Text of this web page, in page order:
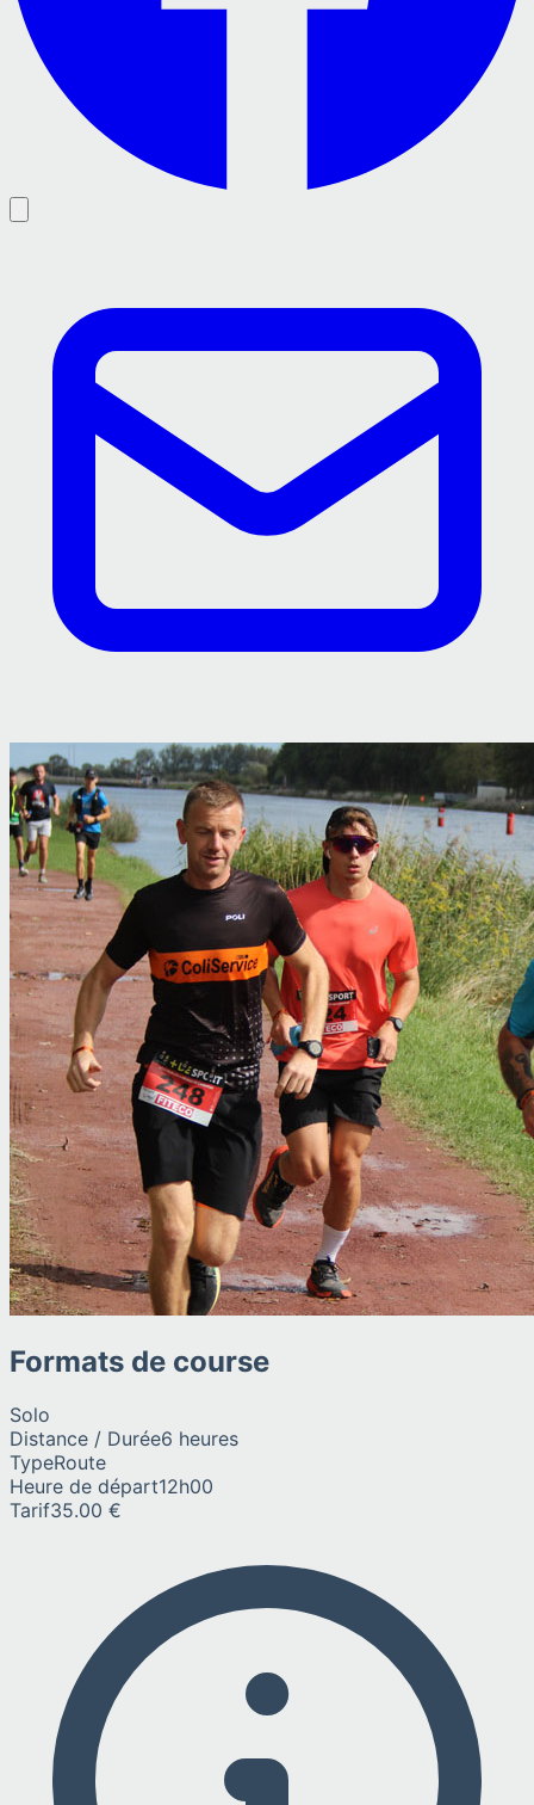
Formats de course
Solo
Distance / Durée6 heures
TypeRoute
Heure de départ12h00
Tarif35.00 €